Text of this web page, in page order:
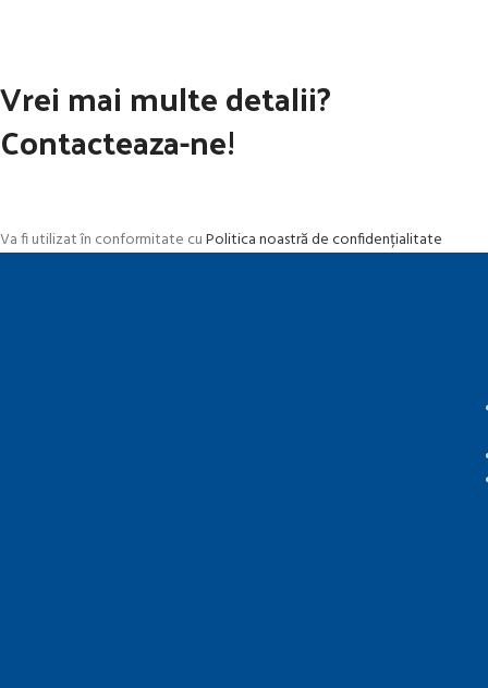
Vrei mai multe detalii?
Contacteaza-ne!
Va fi utilizat în conformitate cuPolitica noastră de confidențialitate